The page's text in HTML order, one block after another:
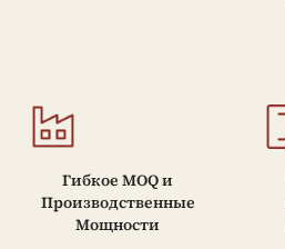
Гибкое MOQ и
Производственные
Мощности